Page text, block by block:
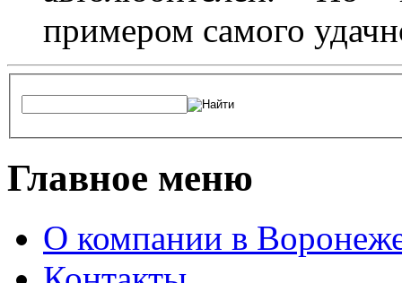
примером самого
Главное меню
О компании в